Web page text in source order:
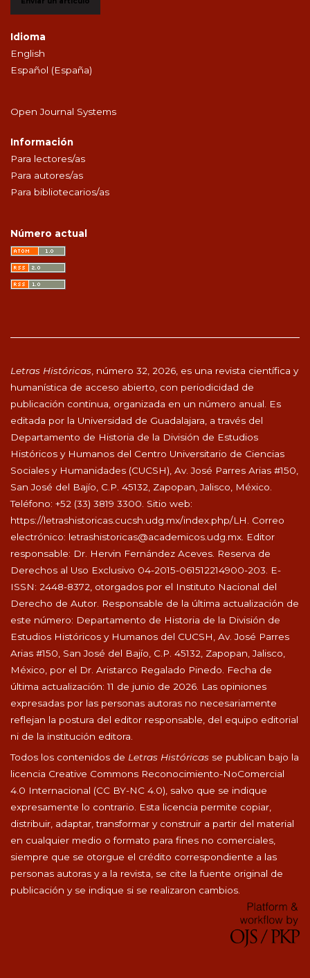
Idioma
English
Español (España)
Open Journal Systems
Información
Para lectores/as
Para autores/as
Para bibliotecarios/as
Número actual
Letras Históricas , número 32, 2026, es una revista científica y
humanística de acceso abierto, con periodicidad de
publicación continua, organizada en un número anual. Es
editada por la Universidad de Guadalajara, a través del
Departamento de Historia de la División de Estudios
Históricos y Humanos del Centro Universitario de Ciencias
Sociales y Humanidades (CUCSH), Av. José Parres Arias #150,
San José del Bajío, C.P. 45132, Zapopan, Jalisco, México.
Teléfono: +52 (33) 3819 3300. Sitio web:
https://letrashistoricas.cucsh.udg.mx/index.php/LH
. Correo
electrónico: letrashistoricas@academicos.udg.mx . Editor
responsable: Dr. Hervin Fernández Aceves. Reserva de
Derechos al Uso Exclusivo 04-2015-061512214900-203. E-
ISSN: 2448-8372, otorgados por el Instituto Nacional del
Derecho de Autor. Responsable de la última actualización de
este número: Departamento de Historia de la División de
Estudios Históricos y Humanos del CUCSH, Av. José Parres
Arias #150, San José del Bajío, C.P. 45132, Zapopan, Jalisco,
México, por el Dr. Aristarco Regalado Pinedo. Fecha de
última actualización: 11 de junio de 2026. Las opiniones
expresadas por las personas autoras no necesariamente
reflejan la postura del editor responsable, del equipo editorial
ni de la institución editora.
Todos los contenidos de Letras Históricas se publican bajo la
licencia Creative Commons Reconocimiento-NoComercial
4.0 Internacional (CC BY-NC 4.0), salvo que se indique
expresamente lo contrario. Esta licencia permite copiar,
distribuir, adaptar, transformar y construir a partir del material
en cualquier medio o formato para fines no comerciales,
siempre que se otorgue el crédito correspondiente a las
personas autoras y a la revista, se cite la fuente original de
publicación y se indique si se realizaron cambios.